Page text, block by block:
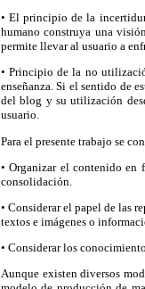
• El principio de la
humano construya una
permite llevar al usuario a
• Principio de la no
enseñanza. Si el sentido de
del blog y su utilización
usuario.
Para el presente trabajo se
• Organizar el contenido en
consolidación.
• Considerar el papel de las
textos e imágenes o
• Considerar los
Aunque existen diversos